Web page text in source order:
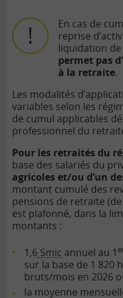
En cas de
reprise
liquidation
permet pas
à la retraite.
Les modalités
variables selon les
de cumul applicables
professionnel du
Pour les retraités du
base des salariés du
agricoles et/ou d’un
montant cumulé des
pensions de retraite
est plafonné, dans la
montants :
1,6 Smic annuel au 1
sur la base de 1 820
bruts/mois en 2026
la moyenne